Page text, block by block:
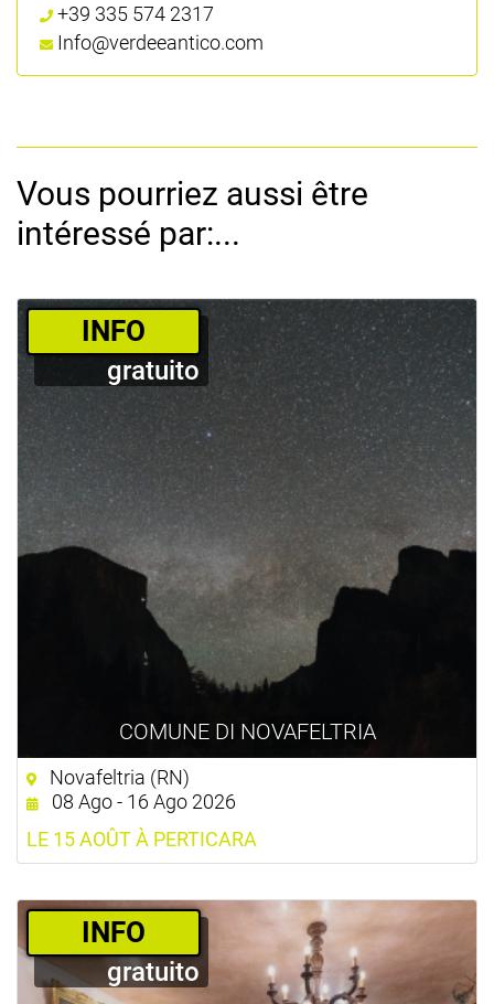
+39 335 574 2317
Info@verdeeantico.com
Vous pourriez aussi être
intéressé par:...
COMUNE DI NOVAFELTRIA
­INFO
gratuito
Novafeltria (RN)
08 Ago - 16 Ago 2026
LE 15 AOÛT À PERTICARA
­INFO
gratuito